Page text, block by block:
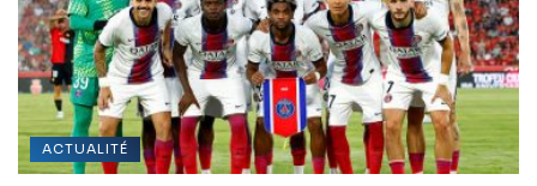
ACTUALITÉ